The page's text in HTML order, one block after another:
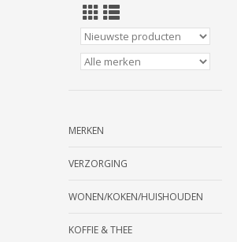
MERKEN
VERZORGING
WONEN/KOKEN/HUISHOUDEN
KOFFIE & THEE